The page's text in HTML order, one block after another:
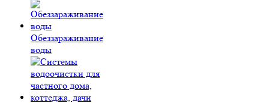
Обеззараживание
воды